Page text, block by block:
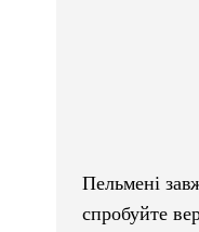
Пельмені
спробуйте